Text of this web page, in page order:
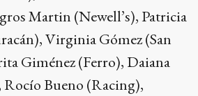
Martin (Newell’s), Patricia
Virginia Gómez (San
Giménez (Ferro), Daiana
Rocío Bueno (Racing),